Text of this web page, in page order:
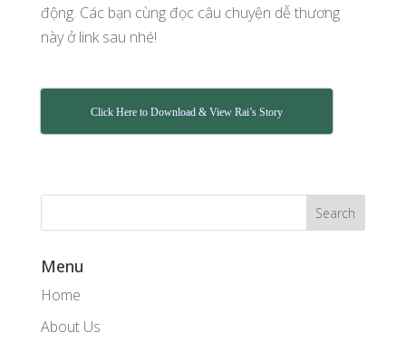
động. Các bạn cùng đọc câu chuyện dễ thương
này ở link sau nhé!
Click Here to Download & View Rai’s Story
Menu
Home
About Us